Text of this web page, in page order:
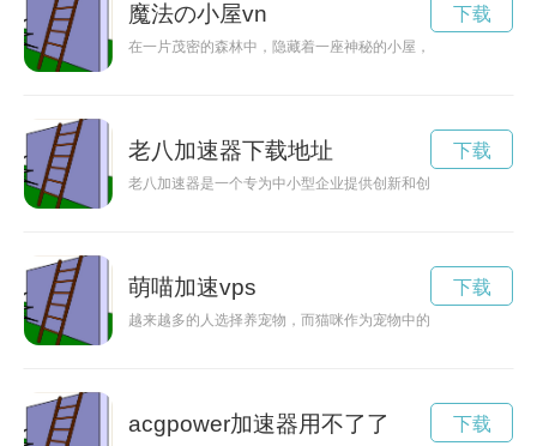
魔法の小屋vn
在一片茂密的森林中，隐藏着一座神秘的小屋，被称为“魔法の
下载
老八加速器下载地址
老八加速器是一个专为中小型企业提供创新和创业支持的平台
下载
萌喵加速vps
越来越多的人选择养宠物，而猫咪作为宠物中的佼佼者，成为
下载
acgpower加速器用不了了 下载